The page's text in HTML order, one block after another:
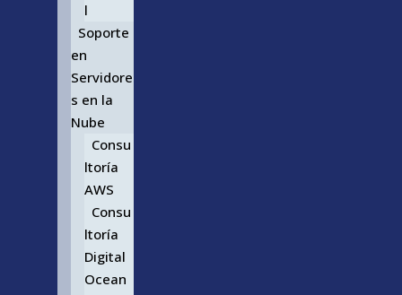
l
Soporte
en
Servidore
s en la
Nube
Consu
ltoría
AWS
Consu
ltoría
Digital
Ocean